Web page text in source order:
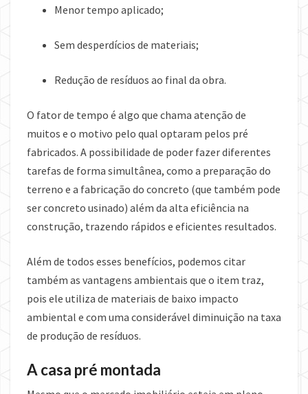
Menor tempo aplicado;
Sem desperdícios de materiais;
Redução de resíduos ao final da obra.
O fator de tempo é algo que chama atenção de
muitos e o motivo pelo qual optaram pelos pré
fabricados. A possibilidade de poder fazer diferentes
tarefas de forma simultânea, como a preparação do
terreno e a fabricação do concreto (que também pode
ser concreto usinado) além da alta eficiência na
construção, trazendo rápidos e eficientes resultados.
Além de todos esses benefícios, podemos citar
também as vantagens ambientais que o item traz,
pois ele utiliza de materiais de baixo impacto
ambiental e com uma considerável diminuição na taxa
de produção de resíduos.
A casa pré montada